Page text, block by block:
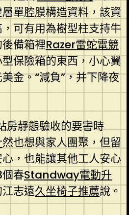
單腔膜構造資料，該資
可有用為樹型柱支持牛
備箱裡Razer雷蛇電競
保險箱的東西，小心翼
金。“減負”，并下降夜
房靜態驗收的要害時
然也想與家人團聚，但留
，也能讓其他工人安心
春Standway電動升
志遠久坐椅子推薦說。